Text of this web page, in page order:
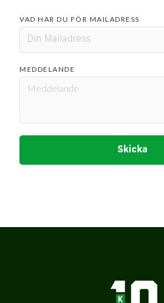
VAD HAR DU FÖR MAILADRESS
MEDDELANDE